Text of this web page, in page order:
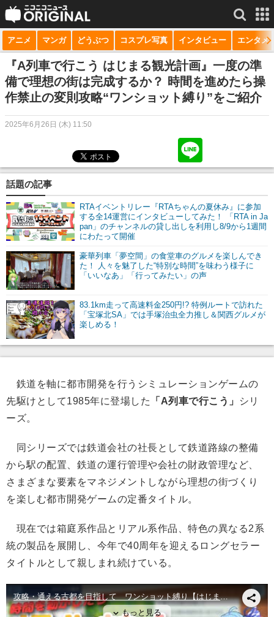
サービス一覧 もっと見る
niconico
動画
生放送
マンガ
ニコニコQ
アニメ マンガ どうぶつ コスプレ写真 インタビュー エンタメ
『A列車で行こう はじまる観光計画』一度の準
備で理想の街は完成するか？ 時間を進めたら操
作禁止の変則攻略“ワンショット縛り”をご紹介
2025年6月26日 (木) 11:50
話題の記事
RTAイベントリレー『RTAちゃんの夏休み』に参加
する全14運営にインタビューしてみた！ 「RTA in Ja
pan」のチャンネルの貸し出しを利用し8/9から1週間
にわたって開催
豪華列車「夢空間」の食堂車のグルメを楽しんでき
た！ 人々を魅了した“特別な時間”を味わう様子に
「いいなあ」「行ってみたい」の声
83.1km走って高速料金250円!? 特例ルートで訪れた
「宝塚北SA」では手塚治虫全力推し＆関西グルメが
楽しめる！
鉄道を軸に都市開発を行うシミュレーションゲームの
先駆けとして1985年に登場した
「A列車で行こう」
シリ
ーズ。
同シリーズでは鉄道会社の社長として鉄道路線の整備
から駅の配置、鉄道の運行管理や会社の財政管理など、
さまざまな要素をマネジメントしながら理想の街づくり
を楽しむ都市開発ゲームの定番タイトル。
現在では箱庭系作品とリアル系作品、特色の異なる2系
統の製品を展開し、今年で40周年を迎えるロングセラー
タイトルとして親しまれ続けている。